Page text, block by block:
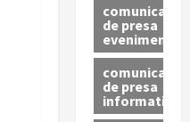
comunicat
de presa
eveniment
comunicat
de presa
informativ